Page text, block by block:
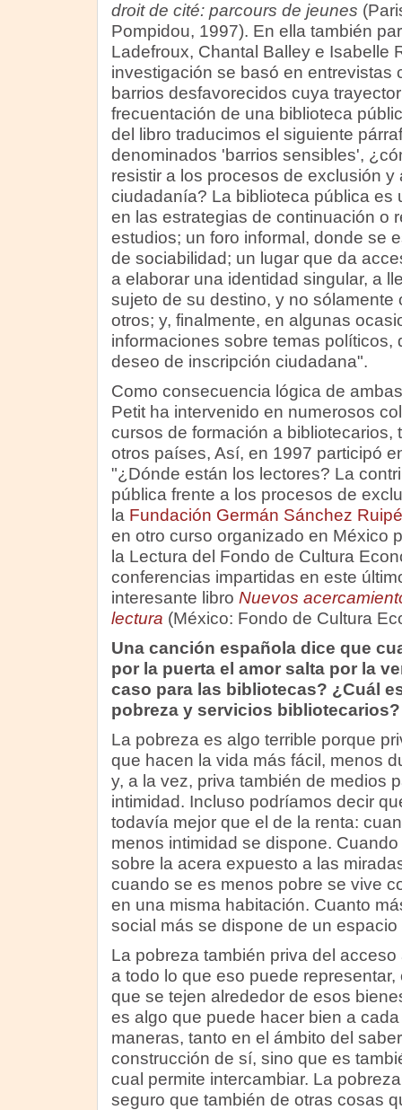
droit de cité: parcours de jeunes
Pompidou, 1997). En ella también
Ladefroux, Chantal Balley e Isabelle
investigación se basó en entrevistas
barrios desfavorecidos cuya
frecuentación de una biblioteca
del libro traducimos el siguiente
denominados 'barrios sensibles',
resistir a los procesos de exclusión
ciudadanía? La biblioteca pública es
en las estrategias de continuación o
estudios; un foro informal, donde se
de sociabilidad; un lugar que da
a elaborar una identidad singular, a
sujeto de su destino, y no sólamente
otros; y, finalmente, en algunas
informaciones sobre temas políticos,
deseo de inscripción ciudadana".
Como consecuencia lógica de
Petit ha intervenido en numerosos
cursos de formación a bibliotecarios,
otros países, Así, en 1997 participó
"¿Dónde están los lectores? La
pública frente a los procesos de
la Fundación Germán Sánchez
en otro curso organizado en México
la Lectura del Fondo de Cultura
conferencias impartidas en este
interesante libro Nuevos
lectura (México: Fondo de Cultura
Una canción española dice que
por la puerta el amor salta por la
caso para las bibliotecas? ¿Cuál
pobreza y servicios bibliotecarios?
La pobreza es algo terrible porque
que hacen la vida más fácil, menos
y, a la vez, priva también de medios
intimidad. Incluso podríamos decir
todavía mejor que el de la renta:
menos intimidad se dispone.
sobre la acera expuesto a las
cuando se es menos pobre se vive
en una misma habitación. Cuanto
social más se dispone de un espacio
La pobreza también priva del
a todo lo que eso puede
que se tejen alrededor de esos
es algo que puede hacer bien a
maneras, tanto en el ámbito del
construcción de sí, sino que es
cual permite intercambiar. La
seguro que también de otras cosas